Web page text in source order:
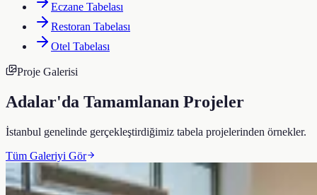
Eczane Tabelası
Restoran Tabelası
Otel Tabelası
Proje Galerisi
Adalar'da Tamamlanan Projeler
İstanbul genelinde gerçekleştirdiğimiz tabela projelerinden örnekler.
Tüm Galeriyi Gör